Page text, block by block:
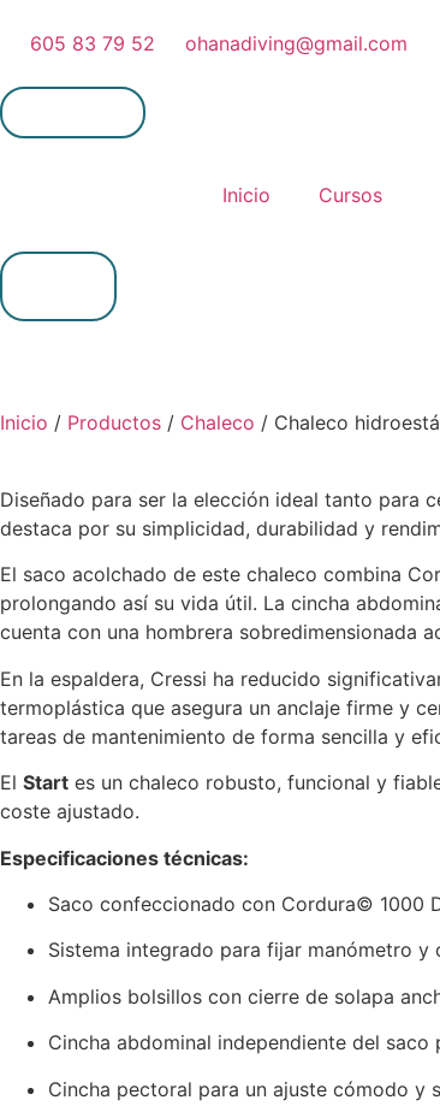
605 83 79 52 ohanadiving@gmail.com
Inicio Cursos
Inicio / Productos / Chaleco / Chaleco
Diseñado para ser la elección ideal tanto para
destaca por su simplicidad, durabilidad y
El saco acolchado de este chaleco combina
prolongando así su vida útil. La cincha
cuenta con una hombrera sobredimensionada
En la espaldera, Cressi ha reducido
termoplástica que asegura un anclaje firme y
tareas de mantenimiento de forma sencilla y
El Start es un chaleco robusto, funcional y
coste ajustado.
Especificaciones técnicas:
Saco confeccionado con Cordura© 1000
Sistema integrado para fijar manómetro
Amplios bolsillos con cierre de solapa
Cincha abdominal independiente del saco
Cincha pectoral para un ajuste cómodo y